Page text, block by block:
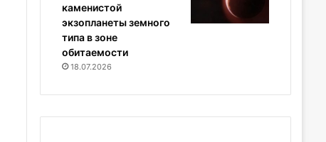
каменистой
экзопланеты земного
типа в зоне
обитаемости
18.07.2026